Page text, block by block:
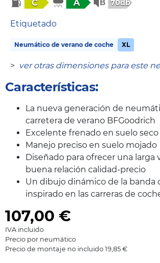
C A 70db
Etiquetado
Neumático de verano de coche XL
> ver otras dimensiones para este
Características:
La nueva generación de
carretera de verano BFGoodrich
Excelente frenado en suelo
Manejo preciso en suelo mojado
Diseñado para ofrecer una larga
buena relación calidad-precio
Un dibujo dinámico de la banda
inspirado en las carreras de
107,00 €
IVA incluido
Precio por neumático
Precio de montaje no incluido 19,85 €